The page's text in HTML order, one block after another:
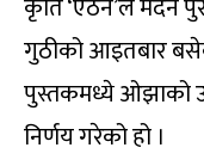
कृति ‘ऐँठन’ले मदन
गुठीको आइतबार
पुस्तकमध्ये ओझाको
निर्णय गरेको हो ।